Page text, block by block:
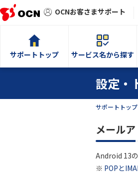
OCNお客さまサポート
サポートトップ サービス名から探す
設定・
サポートトップ
メール
Android 13
※ POPと